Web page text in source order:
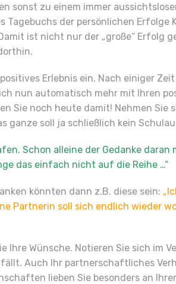
sonst zu einem immer
der persönlichen Erfolge
ist nicht nur der „große“ Erfolg
Erlebnis ein. Nach einiger
nun automatisch mehr mit Ihren
Sie noch heute damit! Nehmen
ganze soll ja schließlich kein
Schon alleine der Gedanke
das einfach nicht auf die Reihe …“
könnten dann z.B. diese sein:
Partnerin soll sich endlich wieder
Ihre Wünsche. Notieren Sie sich im
Auch Ihr partnerschaftliches
lieben Sie besonders an